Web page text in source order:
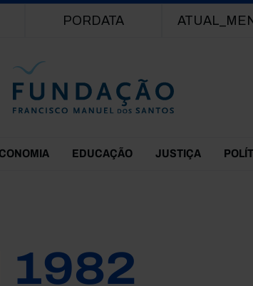
PORDATA
EDUCAÇÃO JUSTIÇA
1982